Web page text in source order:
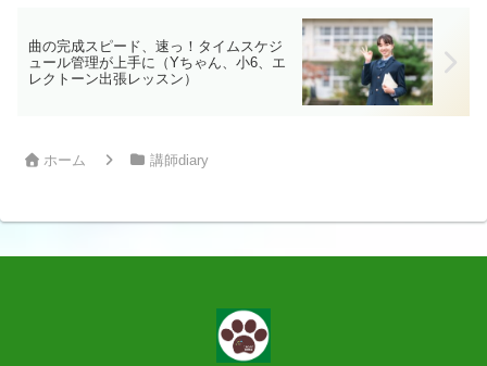
曲の完成スピード、速っ！タイムスケジ
ュール管理が上手に（Yちゃん、小6、エ
レクトーン出張レッスン）
ホーム 講師diary